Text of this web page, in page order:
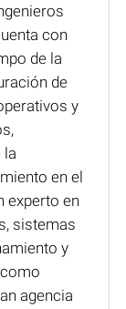
con
de la
de
y
la
en el
experto en
sistemas
y
agencia